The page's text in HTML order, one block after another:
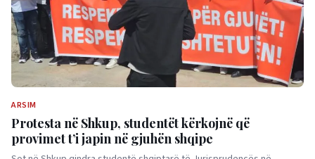
ARSIM
Protesta në Shkup, studentët kërkojnë që
provimet t’i japin në gjuhën shqipe